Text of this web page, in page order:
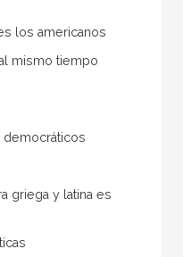
los americanos
mismo tiempo
democráticos
griega y latina es